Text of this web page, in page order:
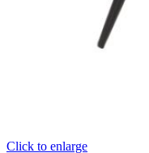
Click to enlarge